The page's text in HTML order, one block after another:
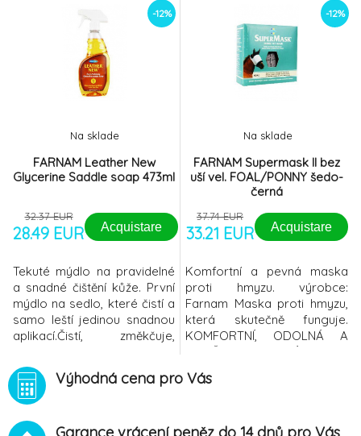
pravidelných masážích
podporují obnovu pružnosti
pohybového aparátu,
zpevňují a zvyšují pružnost
cévních stěn a také
podporují průběh
schne do velkého a
dlouhotrvajícího
lesku.Obrovský pokrok
oproti současným
přípravkům, po kterých kůže
tvrdne, zanechává skvrny a
-12%
FARNAM Leather New
Glycerine Saddle soap 473ml
Na sklade
32.37 EUR
28.49 EUR Acquistare
Tekuté mýdlo na pravidelné
a snadné čištění kůže. První
mýdlo na sedlo, které čistí a
samo leští jedinou snadnou
aplikací.Čistí, změkčuje,
a povrch kůže.Po aplikaci
schne do velkého a
dlouhotrvajícího
oproti současným
-12%
FARNAM Supermask II bez
uší vel. FOAL/PONNY šedo-
černá
Na sklade
37.74 EUR
33.21 EUR Acquistare
Komfortní a pevná maska
proti hmyzu. výrobce:
Farnam Maska proti hmyzu,
která skutečně funguje.
KOMFORTNÍ, ODOLNÁ A
DOBŘE PADNOUCÍ. Maska
ochranu před mouchami,
odpadem z letecké
Výhodná cena pro Vás